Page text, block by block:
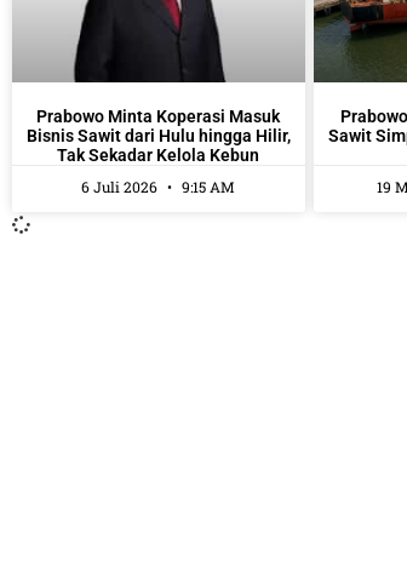
Prabowo Minta Koperasi Masuk
Bisnis Sawit dari Hulu hingga Hilir,
Tak Sekadar Kelola Kebun
6 Juli 2026
9:15 AM
Sawit
19